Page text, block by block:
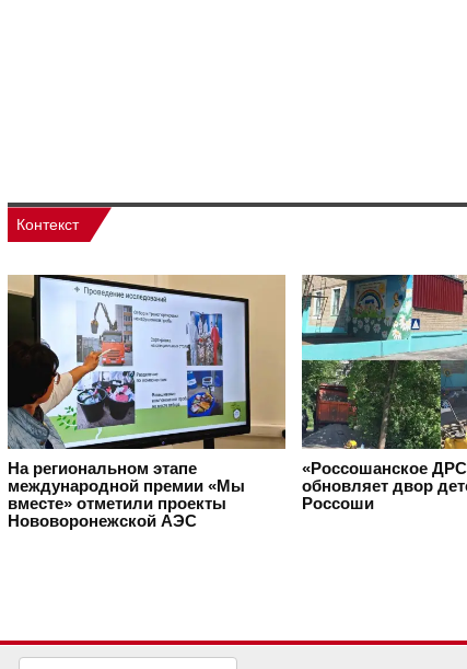
Контекст
На региональном этапе
международной премии «Мы
вместе» отметили проекты
Нововоронежской АЭС
«Россошанское
обновляет двор
Россоши